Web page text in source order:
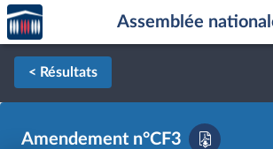
Aller au contenu
Aller en bas de la page
Accèder
à la
page
d'accueil
Assemblée
< Résultats
Amendement n°CF3